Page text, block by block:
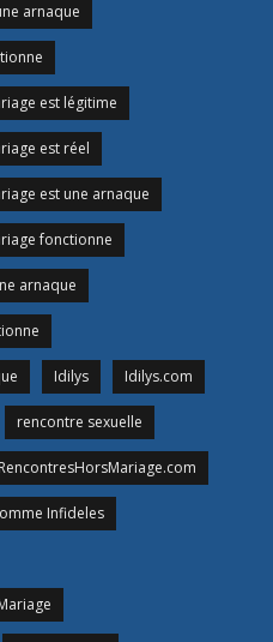
arnaque
est légitime
est réel
est une arnaque
fonctionne
arnaque
Idilys Idilys.com
rencontre sexuelle
RencontresHorsMariage.com
Infideles